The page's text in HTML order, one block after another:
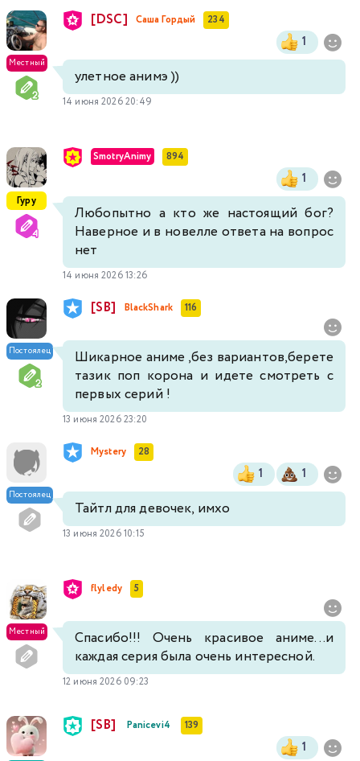
Местный
[DSC] Саша Гордый 234
1
улетное анимэ ))
14 июня 2026 20:49
Гуру
SmotryAnimy 894
1
Любопытно а кто же настоящий бог?
Наверное и в новелле ответа на вопрос
нет
14 июня 2026 13:26
Постоялец
[SB] BlackShark 116
Шикарное аниме ,без вариантов,берете
тазик поп корона и идете смотреть с
первых серий !
13 июня 2026 23:20
Постоялец
Mystery 28
1 1
Тайтл для девочек, имхо
13 июня 2026 10:15
Местный
flyledy 5
Спасибо!!! Очень красивое аниме...и
каждая серия была очень интересной.
12 июня 2026 09:23
[SB] Panicevi4 139
1